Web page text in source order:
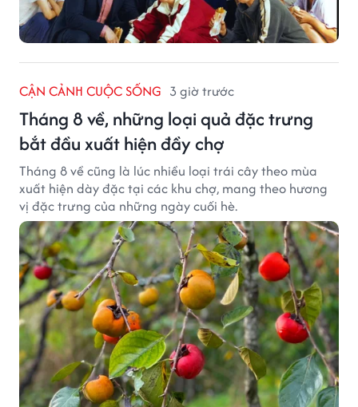
CẬN CẢNH CUỘC SỐNG 3 giờ trước
Tháng 8 về, những loại quả đặc trưng
bắt đầu xuất hiện đầy chợ
Tháng 8 về cũng là lúc nhiều loại trái cây theo mùa
xuất hiện dày đặc tại các khu chợ, mang theo hương
vị đặc trưng của những ngày cuối hè.